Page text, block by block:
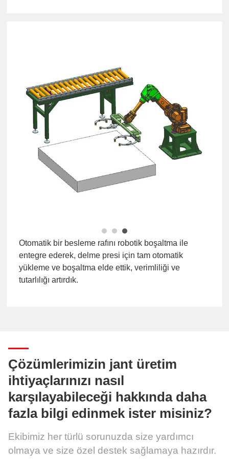
Otomatik bir besleme rafını robotik boşaltma ile
entegre ederek, delme presi için tam otomatik
yükleme ve boşaltma elde ettik, verimliliği ve
tutarlılığı artırdık.
Çözümlerimizin jant üretim
ihtiyaçlarınızı nasıl
karşılayabileceği hakkında daha
fazla bilgi edinmek ister misiniz?
Ekibimiz her türlü sorunuzda size yardımcı
olmaya ve size özel destek sağlamaya hazırdır.